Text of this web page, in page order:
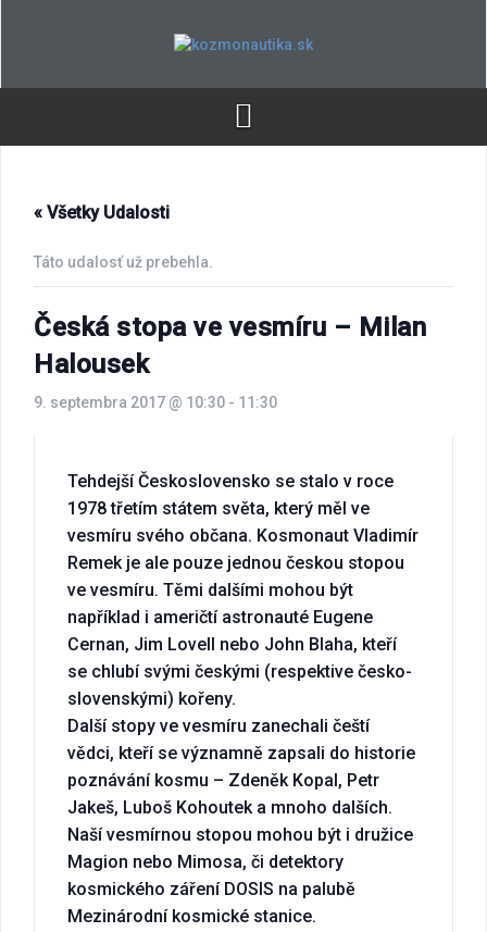
« Všetky Udalosti
Táto udalosť už prebehla.
Česká stopa ve vesmíru – Milan
Halousek
9. septembra 2017 @ 10:30 - 11:30
Tehdejší Československo se stalo v roce
1978 třetím státem světa, který měl ve
vesmíru svého občana. Kosmonaut Vladimír
Remek je ale pouze jednou českou stopou
ve vesmíru. Těmi dalšími mohou být
například i američtí astronauté Eugene
Cernan, Jim Lovell nebo John Blaha, kteří
se chlubí svými českými (respektive česko-
slovenskými) kořeny.
Další stopy ve vesmíru zanechali čeští
vědci, kteří se významně zapsali do historie
poznávání kosmu – Zdeněk Kopal, Petr
Jakeš, Luboš Kohoutek a mnoho dalších.
Naší vesmírnou stopou mohou být i družice
Magion nebo Mimosa, či detektory
kosmického záření DOSIS na palubě
Mezinárodní kosmické stanice.